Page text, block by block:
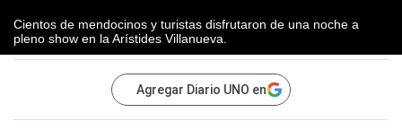
Cientos de mendocinos y turistas disfrutaron de una noche a
pleno show en la Arístides Villanueva.
Agregar Diario UNO en